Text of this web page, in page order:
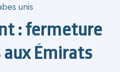
unis
: fermeture
Émirats